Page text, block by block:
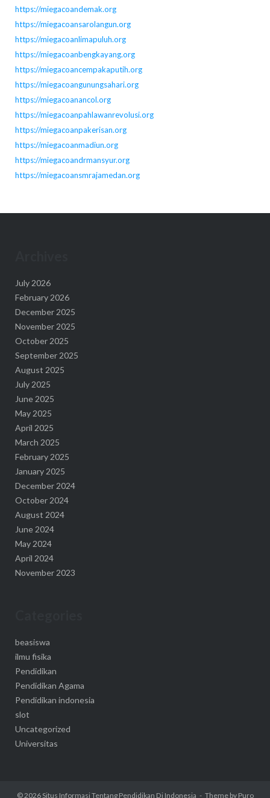
https://miegacoandemak.org
https://miegacoansarolangun.org
https://miegacoanlimapuluh.org
https://miegacoanbengkayang.org
https://miegacoancempakaputih.org
https://miegacoangunungsahari.org
https://miegacoanancol.org
https://miegacoanpahlawanrevolusi.org
https://miegacoanpakerisan.org
https://miegacoanmadiun.org
https://miegacoandrmansyur.org
https://miegacoansmrajamedan.org
July 2026
February 2026
December 2025
November 2025
October 2025
September 2025
August 2025
July 2025
June 2025
May 2025
April 2025
March 2025
February 2025
January 2025
December 2024
October 2024
August 2024
June 2024
May 2024
April 2024
November 2023
beasiswa
ilmu fisika
Pendidikan
Pendidikan Agama
Pendidikan indonesia
slot
Uncategorized
Universitas
© 2026 Situs Informasi Tentang Pendidikan Di Indonesia Theme by Puro